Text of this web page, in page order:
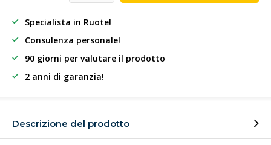
Specialista in Ruote!
Consulenza personale!
90 giorni per valutare il prodotto
2 anni di garanzia!
Descrizione del prodotto